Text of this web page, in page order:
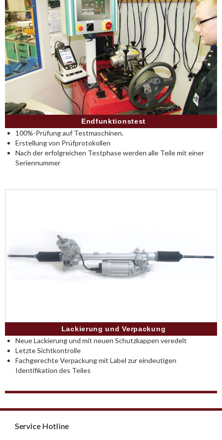
Endfunktionstest
100%-Prüfung auf Testmaschinen.
Erstellung von Prüfprotokollen
Nach der erfolgreichen Testphase werden alle Teile mit einer
Seriennummer
Lackierung und Verpackung
Neue Lackierung und mit neuen Schutzkappen veredelt
Letzte Sichtkontrolle
Fachgerechte Verpackung mit Label zur eindeutigen
Identifikation des Teiles
Service Hotline